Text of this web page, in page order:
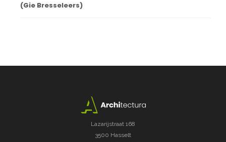
(Gie Bresseleers)
Lazarijstraat 168
3500 Hasselt